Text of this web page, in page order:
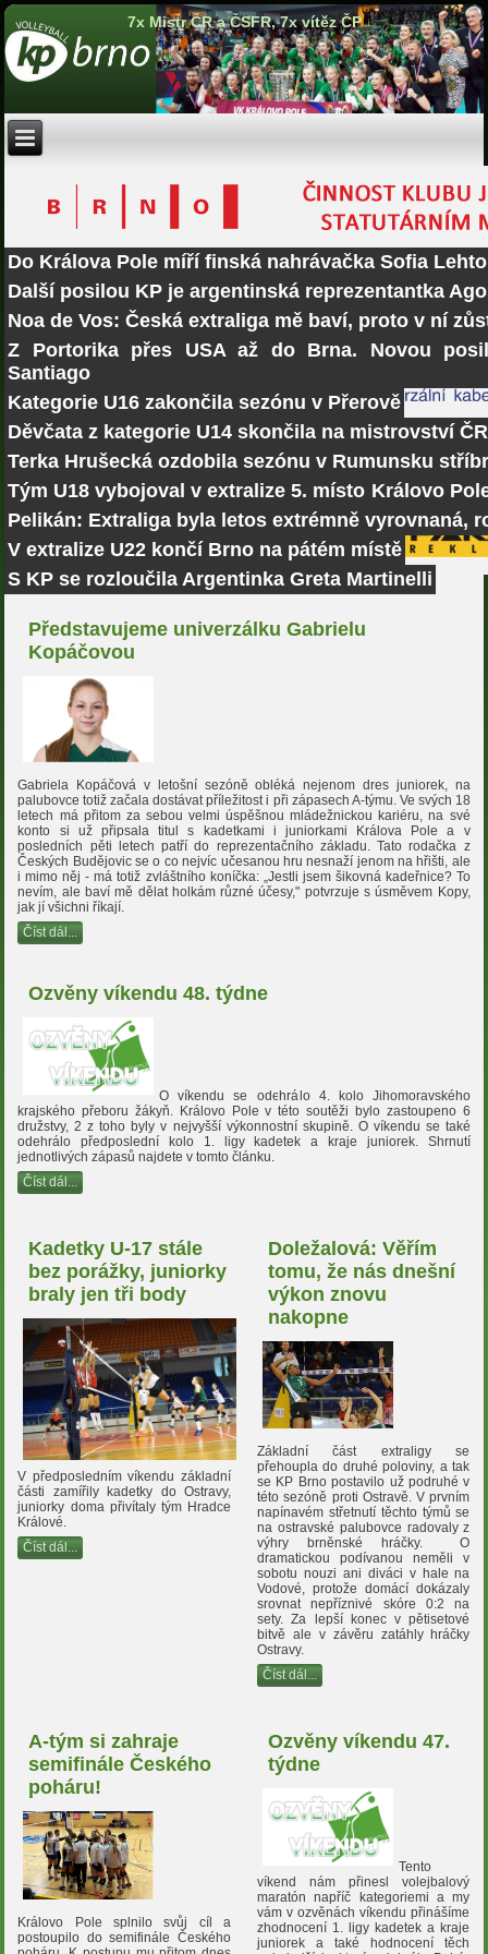
7x Mistr ČR a ČSFR, 7x vítěz ČP
Do Králova Pole míří finská nahrávačka Sofia Lehto
Další posilou KP je argentinská reprezentantka
Noa de Vos: Česká extraliga mě baví, proto v ní
Z Portorika přes USA až do Brna. Novou
Santiago
Kategorie U16 zakončila sezónu v Přerově
Děvčata z kategorie U14 skončila na mistrovství
Terka Hrušecká ozdobila sezónu v Rumunsku
Tým U18 vybojoval v extralize 5. místo Královo
Pelikán: Extraliga byla letos extrémně vyrovnaná,
V extralize U22 končí Brno na pátém místě
S KP se rozloučila Argentinka Greta Martinelli
Představujeme univerzálku Gabrielu
Kopáčovou
Gabriela Kopáčová v letošní sezóně obléká nejenom dres juniorek, na
palubovce totiž začala dostávat příležitost i při zápasech A-týmu. Ve svých 18
letech má přitom za sebou velmi úspěšnou mládežnickou kariéru, na své
konto si už připsala titul s kadetkami i juniorkami Králova Pole a v
posledních pěti letech patří do reprezentačního základu. Tato rodačka z
Českých Budějovic se o co nejvíc učesanou hru nesnaží jenom na hřišti, ale
i mimo něj - má totiž zvláštního koníčka: „Jestli jsem šikovná kadeřnice? To
nevím, ale baví mě dělat holkám různé účesy," potvrzuje s úsměvem Kopy,
jak jí všichni říkají.
Číst dál...
Ozvěny víkendu 48. týdne
O víkendu se odehrálo 4. kolo Jihomoravského
krajského přeboru žákyň. Královo Pole v této soutěži bylo zastoupeno 6
družstvy, 2 z toho byly v nejvyšší výkonnostní skupině. O víkendu se také
odehrálo předposlední kolo 1. ligy kadetek a kraje juniorek. Shrnutí
jednotlivých zápasů najdete v tomto článku.
Číst dál...
Kadetky U-17 stále
bez porážky, juniorky
braly jen tři body
V předposledním víkendu základní
části zamířily kadetky do Ostravy,
juniorky doma přivítaly tým Hradce
Králové.
Číst dál...
Doležalová: Věřím
tomu, že nás dnešní
výkon znovu
nakopne
Základní část extraligy se
přehoupla do druhé poloviny, a tak
se KP Brno postavilo už podruhé v
této sezóně proti Ostravě. V prvním
napínavém střetnutí těchto týmů se
na ostravské palubovce radovaly z
výhry brněnské hráčky. O
dramatickou podívanou neměli v
sobotu nouzi ani diváci v hale na
Vodové, protože domácí dokázaly
srovnat nepříznivé skóre 0:2 na
sety. Za lepší konec v pětisetové
bitvě ale v závěru zatáhly hráčky
Ostravy.
Číst dál...
A-tým si zahraje
semifinále Českého
poháru!
Královo Pole splnilo svůj cíl a
postoupilo do semifinále Českého
Ozvěny víkendu 47.
týdne
Tento
víkend nám přinesl volejbalový
maratón napříč kategoriemi a my
vám v ozvěnách víkendu přinášíme
zhodnocení 1. ligy kadetek a kraje
juniorek a také hodnocení těch